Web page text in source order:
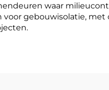
waar
gebouwisolatie,